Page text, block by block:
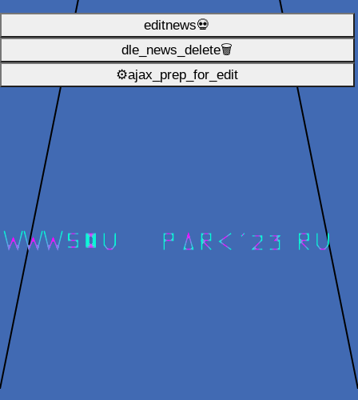
editnews💀
dle_news_delete🗑️
⚙ajax_prep_for_edit️